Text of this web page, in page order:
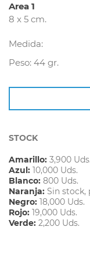
Area 1
8 x 5 cm.
Medida:
Peso: 44 gr.
STOCK
Amarillo: 3,900 Uds.
Azul: 10,000 Uds.
Blanco: 800 Uds.
Naranja: Sin stock,
Negro: 18,000 Uds.
Rojo: 19,000 Uds.
Verde: 2,200 Uds.